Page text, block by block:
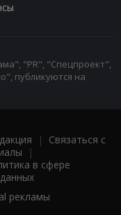
"PR", "Спецпроект",
публикуются на
| Связаться с
|
в сфере
рекламы